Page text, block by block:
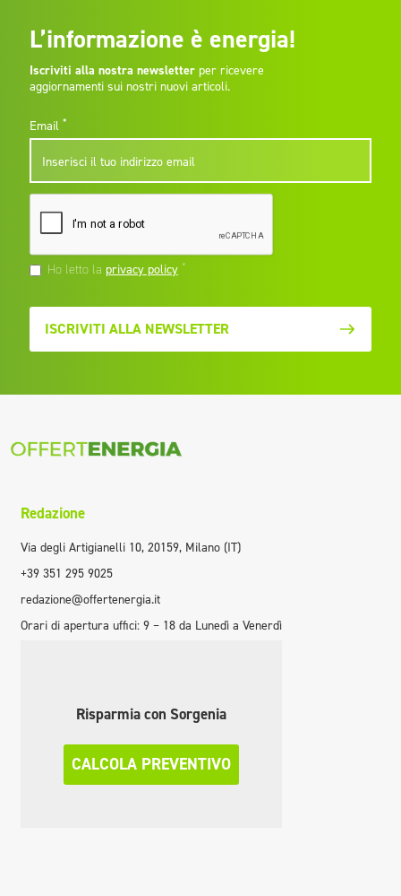
L’informazione è energia!
Iscriviti alla nostra newsletterper ricevere
aggiornamenti sui nostri nuovi articoli.
Email *
Ho letto la privacy policy *
ISCRIVITI ALLA NEWSLETTER
Redazione
Via degli Artigianelli 10, 20159, Milano (IT)
+39 351 295 9025
redazione@offertenergia.it
Orari di apertura uffici: 9 – 18 da Lunedì a Venerdì
Risparmia con Sorgenia
CALCOLA PREVENTIVO